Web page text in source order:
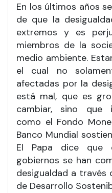
En los últimos años
de que la
extremos y es
miembros de la
medio ambiente.
el cual no
afectadas por la
está mal, que es
cambiar, sino que
como el Fondo
Banco Mundial
El Papa dice que
gobiernos se han
desigualdad a través
de Desarrollo